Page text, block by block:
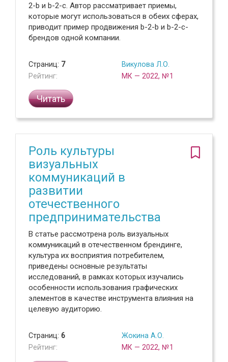
2-b и b-2-c. Автор рассматривает приемы,
которые могут использоваться в обеих сферах,
приводит пример продвижения b-2-b и b-2-c-
брендов одной компании.
Страниц: 7
Рейтинг:
Викулова Л.О.
МК — 2022, №1
Читать
Роль культуры
визуальных
коммуникаций в
развитии
отечественного
предпринимательства
В статье рассмотрена роль визуальных
коммуникаций в отечественном брендинге,
культура их восприятия потребителем,
приведены основные результаты
исследований, в рамках которых изучались
особенности использования графических
элементов в качестве инструмента влияния на
целевую аудиторию.
Страниц: 6
Рейтинг:
Жокина А.О.
МК — 2022, №1